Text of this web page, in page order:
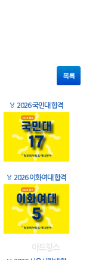
목록
🏅 2026 국민대 합격
🏅 2026 이화여대 합격